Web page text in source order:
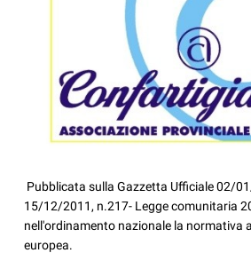
Pubblicata sulla Gazzetta Ufficiale 02/
15/12/2011, n.217- Legge comunitaria
nell'ordinamento nazionale la normativa
europea.